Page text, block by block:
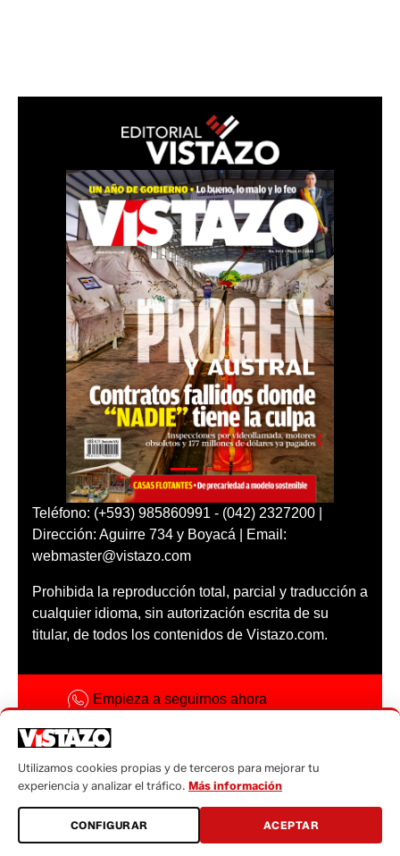
Teléfono: (+593) 985860991 - (042) 2327200 |
Dirección: Aguirre 734 y Boyacá | Email:
webmaster@vistazo.com
Prohibida la reproducción total, parcial y traducción a
cualquier idioma, sin autorización escrita de su
titular, de todos los contenidos de Vistazo.com.
Empieza a seguirnos ahora
Código ética
sugerencias@vistazo.com
Utilizamos cookies propias y de terceros para mejorar tu
experiencia y analizar el tráfico. Más información
CONFIGURAR ACEPTAR